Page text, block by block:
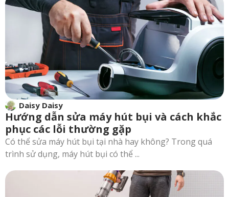
Daisy Daisy
Hướng dẫn sửa máy hút bụi và cách khắc
phục các lỗi thường gặp
Có thể sửa máy hút bụi tại nhà hay không? Trong quá
trình sử dụng, máy hút bụi có thể ...